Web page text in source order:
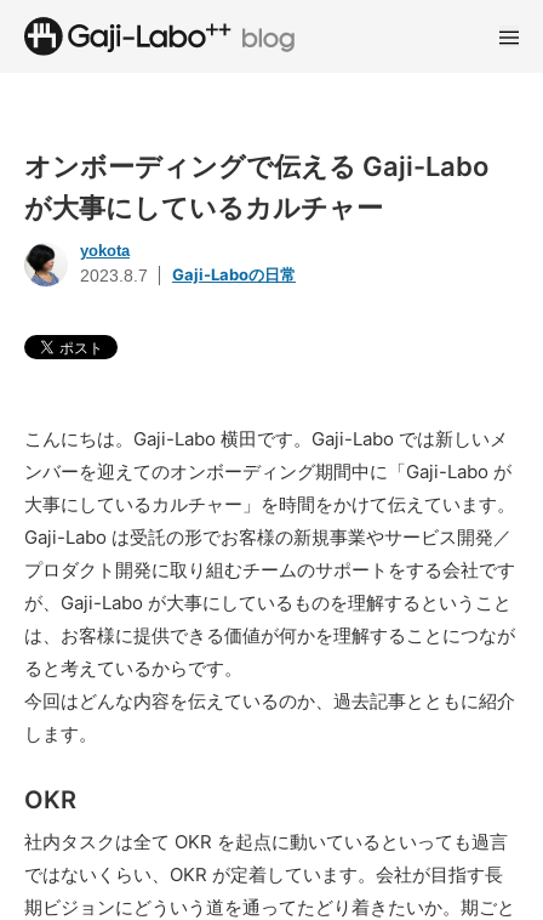
オンボーディングで伝える Gaji-Labo
が大事にしているカルチャー
yokota
2023.8.7 Gaji-Laboの日常
こんにちは。Gaji-Labo 横田です。Gaji-Labo では新しいメ
ンバーを迎えてのオンボーディング期間中に「Gaji-Labo が
大事にしているカルチャー」を時間をかけて伝えています。
Gaji-Labo は受託の形でお客様の新規事業やサービス開発／
プロダクト開発に取り組むチームのサポートをする会社です
が、Gaji-Labo が大事にしているものを理解するということ
は、お客様に提供できる価値が何かを理解することにつなが
ると考えているからです。
今回はどんな内容を伝えているのか、過去記事とともに紹介
します。
OKR
社内タスクは全て OKR を起点に動いているといっても過言
ではないくらい、OKR が定着しています。会社が目指す長
期ビジョンにどういう道を通ってたどり着きたいか。期ごと